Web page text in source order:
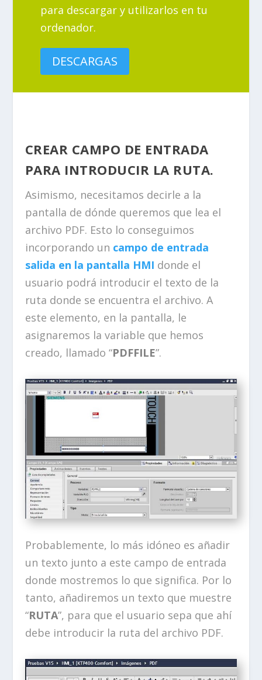
para descargar y utilizarlos en tu
ordenador.
DESCARGAS
CREAR CAMPO DE ENTRADA
PARA INTRODUCIR LA RUTA.
Asimismo, necesitamos decirle a la
pantalla de dónde queremos que lea el
archivo PDF. Esto lo conseguimos
incorporando un campo de entrada
salida en la pantalla HMI donde el
usuario podrá introducir el texto de la
ruta donde se encuentra el archivo. A
este elemento, en la pantalla, le
asignaremos la variable que hemos
creado, llamado “PDFFILE”.
Probablemente, lo más idóneo es añadir
un texto junto a este campo de entrada
donde mostremos lo que significa. Por lo
tanto, añadiremos un texto que muestre
“RUTA”, para que el usuario sepa que ahí
debe introducir la ruta del archivo PDF.